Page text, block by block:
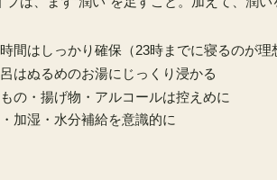
間はしっかり確保（23時までに寝るのが理
はぬるめのお湯にじっくり浸かる
の・揚げ物・アルコールは控えめに
加湿・水分補給を意識的に